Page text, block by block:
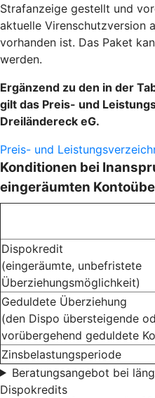
Strafanzeige gestellt und
aktuelle Virenschutzversion
vorhanden ist. Das Paket
werden.
Ergänzend zu den in der
gilt das Preis- und
Dreiländereck eG.
Preis- und
Konditionen bei
eingeräumten
Dispokredit
(eingeräumte, unbefristete
Überziehungsmöglichkeit)
Geduldete Überziehung
(den Dispo übersteigende
vorübergehend geduldete
Zinsbelastungsperiode
Beratungsangebot bei
Dispokredits